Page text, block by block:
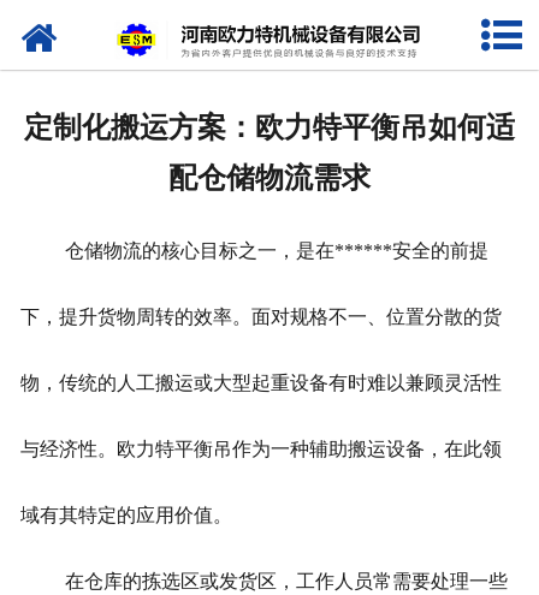
网站首页
资质荣誉
联系我们
定制化搬运方案：欧力特平衡吊如何适
配仓储物流需求
仓储物流的核心目标之一，是在******安全的前提
下，提升货物周转的效率。面对规格不一、位置分散的货
物，传统的人工搬运或大型起重设备有时难以兼顾灵活性
与经济性。欧力特平衡吊作为一种辅助搬运设备，在此领
域有其特定的应用价值。
在仓库的拣选区或发货区，工作人员常需要处理一些